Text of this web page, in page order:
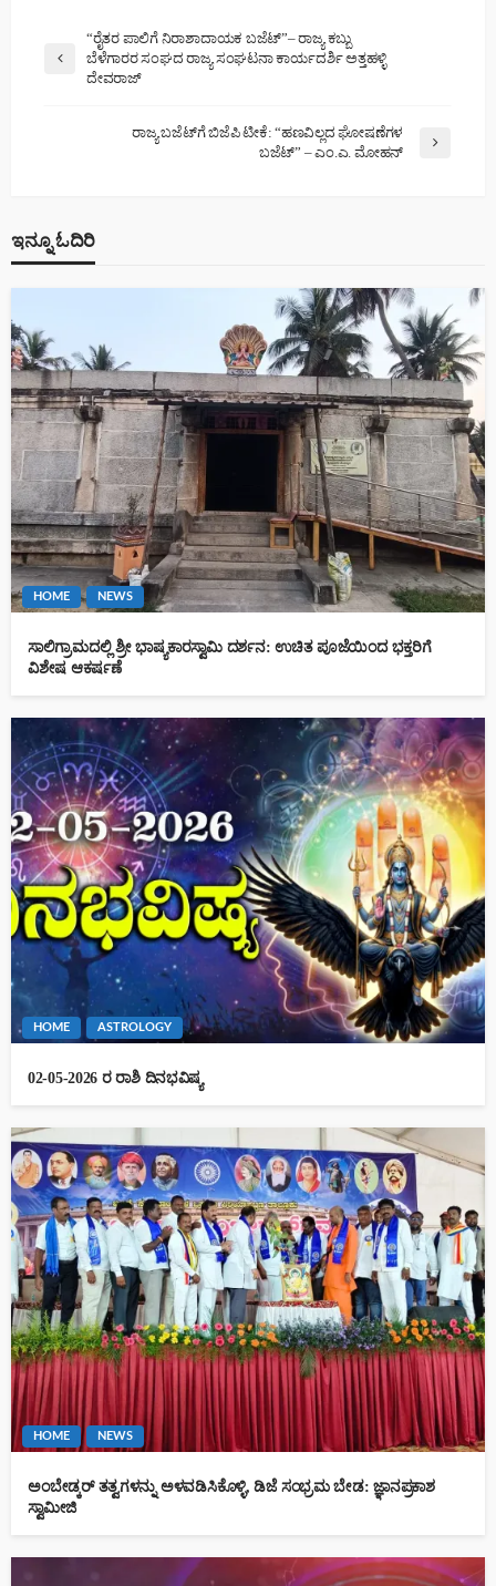
“ರೈತರ ಪಾಲಿಗೆ ನಿರಾಶಾದಾಯಕ ಬಜೆಟ್”– ರಾಜ್ಯ ಕಬ್ಬು
ಬೆಳೆಗಾರರ ಸಂಘದ ರಾಜ್ಯ ಸಂಘಟನಾ ಕಾರ್ಯದರ್ಶಿ ಅತ್ತಹಳ್ಳಿ
ದೇವರಾಜ್
ರಾಜ್ಯ ಬಜೆಟ್‌ಗೆ ಬಿಜೆಪಿ ಟೀಕೆ: “ಹಣವಿಲ್ಲದ ಘೋಷಣೆಗಳ
ಬಜೆಟ್” – ಎಂ.ಎ. ಮೋಹನ್
ಇನ್ನೂ ಓದಿರಿ
HOME NEWS
ಸಾಲಿಗ್ರಾಮದಲ್ಲಿ ಶ್ರೀ ಭಾಷ್ಯಕಾರಸ್ವಾಮಿ ದರ್ಶನ: ಉಚಿತ ಪೂಜೆಯಿಂದ ಭಕ್ತರಿಗೆ
ವಿಶೇಷ ಆಕರ್ಷಣೆ
HOME ASTROLOGY
02-05-2026 ರ ರಾಶಿ ದಿನಭವಿಷ್ಯ
HOME NEWS
ಅಂಬೇಡ್ಕರ್ ತತ್ವಗಳನ್ನು ಅಳವಡಿಸಿಕೊಳ್ಳಿ, ಡಿಜೆ ಸಂಭ್ರಮ ಬೇಡ: ಜ್ಞಾನಪ್ರಕಾಶ
ಸ್ವಾಮೀಜಿ